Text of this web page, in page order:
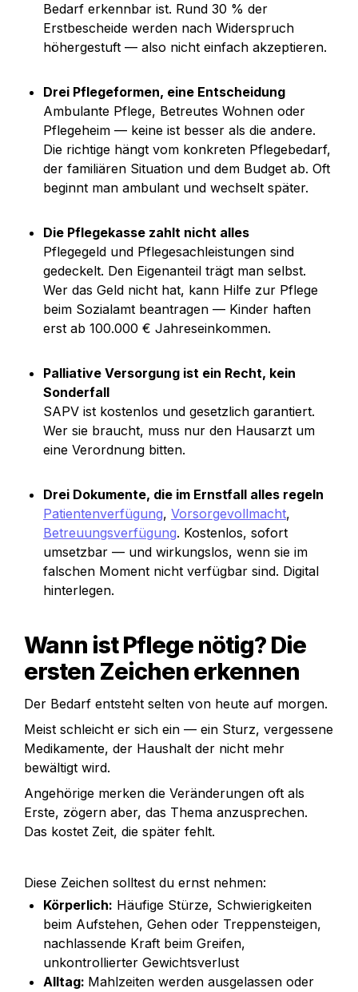
Bedarf erkennbar ist. Rund 30 % der
Erstbescheide werden nach Widerspruch
höhergestuft — also nicht einfach akzeptieren.
Drei Pflegeformen, eine Entscheidung
Ambulante Pflege, Betreutes Wohnen oder
Pflegeheim — keine ist besser als die andere.
Die richtige hängt vom konkreten Pflegebedarf,
der familiären Situation und dem Budget ab. Oft
beginnt man ambulant und wechselt später.
Die Pflegekasse zahlt nicht alles
Pflegegeld und Pflegesachleistungen sind
gedeckelt. Den Eigenanteil trägt man selbst.
Wer das Geld nicht hat, kann Hilfe zur Pflege
beim Sozialamt beantragen — Kinder haften
erst ab 100.000 € Jahreseinkommen.
Palliative Versorgung ist ein Recht, kein
Sonderfall
SAPV ist kostenlos und gesetzlich garantiert.
Wer sie braucht, muss nur den Hausarzt um
eine Verordnung bitten.
Drei Dokumente, die im Ernstfall alles regeln
Patientenverfügung, Vorsorgevollmacht
Betreuungsverfügung. Kostenlos, sofort
umsetzbar — und wirkungslos, wenn sie im
falschen Moment nicht verfügbar sind. Digital
hinterlegen.
Wann ist Pflege nötig? Die
ersten Zeichen erkennen
Der Bedarf entsteht selten von heute auf morgen.
Meist schleicht er sich ein — ein Sturz, vergessene
Medikamente, der Haushalt der nicht mehr
bewältigt wird.
Angehörige merken die Veränderungen oft als
Erste, zögern aber, das Thema anzusprechen.
Das kostet Zeit, die später fehlt.
Körperlich: Häufige Stürze, Schwierigkeiten
beim Aufstehen, Gehen oder Treppensteigen,
nachlassende Kraft beim Greifen,
unkontrollierter Gewichtsverlust
Alltag: Mahlzeiten werden ausgelassen oder